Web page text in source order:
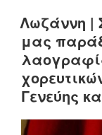
Λωζάννη |
μας
Γενεύης